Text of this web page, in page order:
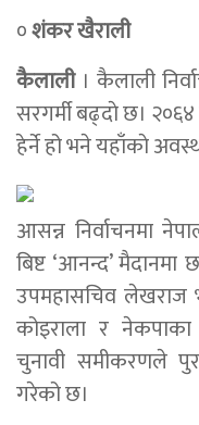
०शंकर खैराली
कैलाली। कैलाली
सरगर्मी बढ्दाे छ।
हेर्ने हो भने यहाँकाे
आसन्न निर्वाचनमा
बिष्ट ‘आनन्द’
उपमहासचिव लेखराज
कोइराला र
चुनावी समीकरणले
गरेको छ।